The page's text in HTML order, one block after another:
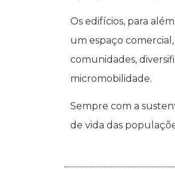
Os edifícios, para
um espaço
comunidades,
micromobilidade.
Sempre com a
de vida das